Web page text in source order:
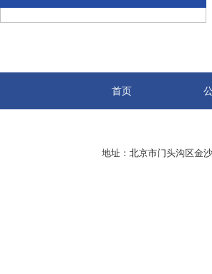
首页
地址：北京市门头沟区金